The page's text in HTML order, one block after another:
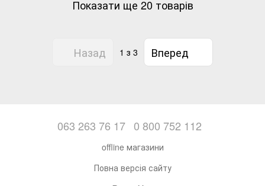
Показати ще 20 товарів
Назад 1 з 3 Вперед
063 263 76 17 0 800 752 112
offline магазини
Повна версія сайту